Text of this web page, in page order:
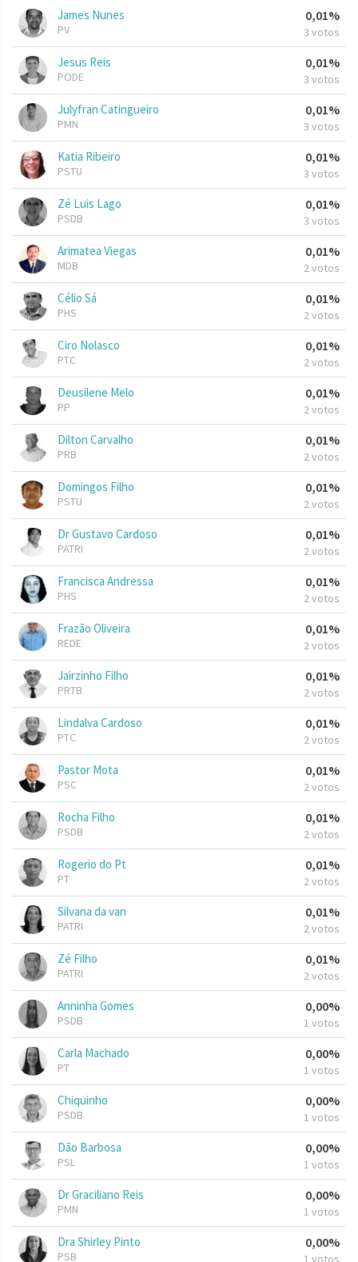
James Nunes
PV
0,01%
3 votos
Jesus Reis
PODE
0,01%
3 votos
Julyfran Catingueiro
PMN
0,01%
3 votos
Katia Ribeiro
PSTU
0,01%
3 votos
Zé Luis Lago
PSDB
0,01%
3 votos
Arimatea Viegas
MDB
0,01%
2 votos
Célio Sá
PHS
0,01%
2 votos
Ciro Nolasco
PTC
0,01%
2 votos
Deusilene Melo
PP
0,01%
2 votos
Dilton Carvalho
PRB
0,01%
2 votos
Domingos Filho
PSTU
0,01%
2 votos
Dr Gustavo Cardoso
PATRI
0,01%
2 votos
Francisca Andressa
PHS
0,01%
2 votos
Frazão Oliveira
REDE
0,01%
2 votos
Jairzinho Filho
PRTB
0,01%
2 votos
Lindalva Cardoso
PTC
0,01%
2 votos
Pastor Mota
PSC
0,01%
2 votos
Rocha Filho
PSDB
0,01%
2 votos
Rogerio do Pt
PT
0,01%
2 votos
Silvana da van
PATRI
0,01%
2 votos
Zé Filho
PATRI
0,01%
2 votos
Anninha Gomes
PSDB
0,00%
1 votos
Carla Machado
PT
0,00%
1 votos
Chiquinho
PSDB
0,00%
1 votos
Dão Barbosa
PSL
0,00%
1 votos
Dr Graciliano Reis
PMN
0,00%
1 votos
Dra Shirley Pinto
PSB
0,00%
1 votos